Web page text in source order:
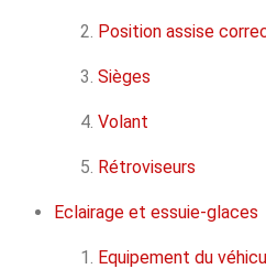
Position assise
Sièges
Volant
Rétroviseurs
Eclairage et essuie-glaces
Equipement du